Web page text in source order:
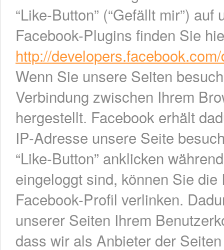
“Like-Button” (“Gefällt mir”)
Facebook-Plugins finden Sie
http://
Wenn Sie unsere Seiten
Verbindung zwischen Ihrem
hergestellt. Facebook erhält
IP-Adresse unsere Seite
“Like-Button” anklicken
eingeloggt sind, können Sie
Facebook-Profil verlinken.
unserer Seiten Ihrem
dass wir als Anbieter der